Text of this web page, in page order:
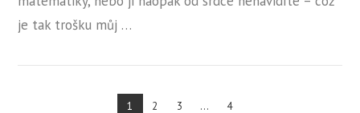
je tak trošku můj …
1 2 3 ... 4